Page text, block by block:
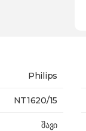
Philips
NT1620/15
შავი